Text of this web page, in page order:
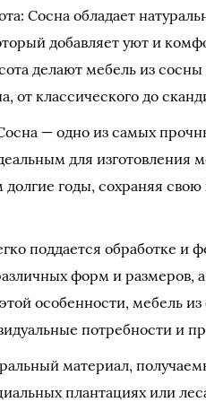
Сосна обладает
добавляет уют и
делают мебель из
от классического до
— одно из самых
для изготовления
годы, сохраняя свою
поддается обработке и
форм и размеров,
особенности, мебель
потребности и
материал,
плантациях или